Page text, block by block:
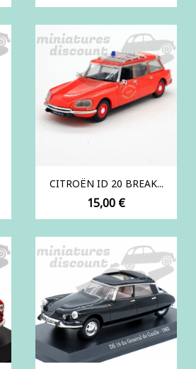
CITROËN ID 20 BREAK...
Prix
15,00 €